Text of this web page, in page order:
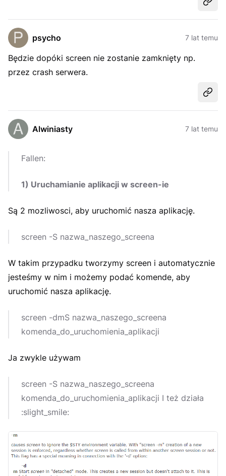
psycho 7 lat temu
Będzie dopóki screen nie zostanie zamknięty np.
przez crash serwera.
Alwiniasty 7 lat temu
Fallen:
1) Uruchamianie aplikacji w screen-ie
Są 2 mozliwosci, aby uruchomić nasza aplikację.
screen -S nazwa_naszego_screena
W takim przypadku tworzymy screen i automatycznie
jesteśmy w nim i możemy podać komende, aby
uruchomić nasza aplikację.
screen -dmS nazwa_naszego_screena
komenda_do_uruchomienia_aplikacji
Ja zwykle używam
screen -S nazwa_naszego_screena
komenda_do_uruchomienia_aplikacji I też działa
:slight_smile: